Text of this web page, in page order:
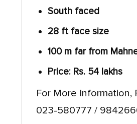
South faced
28 ft face size
100 m far from
Price: Rs. 54 lakhs
For More Information,
023-580777 /